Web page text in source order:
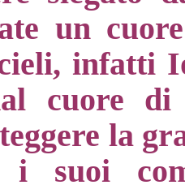
un
infatti
cuore
la
i suoi